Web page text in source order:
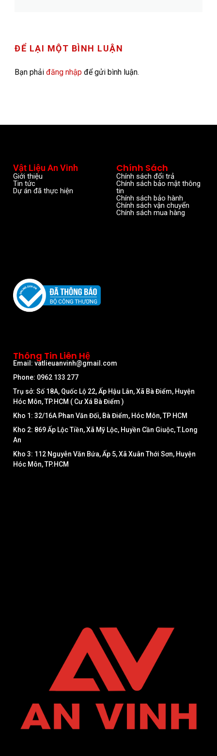
ĐỂ LẠI MỘT BÌNH LUẬN
Bạn phải đăng nhập để gửi bình luận.
Vật Liệu An Vinh
Giới thiệu
Tin tức
Dự án đã thực hiện
Chính Sách
Chính sách đổi trả
Chính sách bảo mật thông
tin
Chính sách bảo hành
Chính sách vận chuyển
Chính sách mua hàng
Thông Tin Liên Hệ
Email: vatlieuanvinh@gmail.com
Phone: 0962 133 277
Trụ sở: Số 18A, Quốc Lộ 22, Ấp Hậu Lân, Xã Bà Điểm, Huyện
Hóc Môn, TP.HCM ( Cư Xá Bà Điểm )
Kho 1: 32/16A Phan Văn Đối, Bà Điểm, Hóc Môn, TP HCM
Kho 2: 869 Ấp Lộc Tiền, Xã Mỹ Lộc, Huyền Cần Giuộc, T.Long
An
Kho 3: 112 Nguyễn Văn Bứa, Ấp 5, Xã Xuân Thới Sơn, Huyện
Hóc Môn, TP.HCM